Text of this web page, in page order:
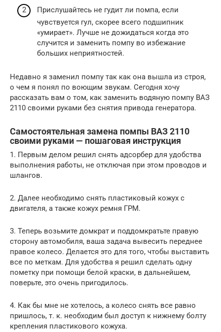
Прислушайтесь не гудит ли помпа, если
чувствуется гул, скорее всего подшипник
«умирает». Лучше не дожидаться когда это
случится и заменить помпу во избежание
больших неприятностей.
Недавно я заменил помпу так как она вышла из строя,
о чем я понял по воющим звукам. Сегодня хочу
рассказать вам о том, как заменить водяную помпу ВАЗ
2110 своими руками без снятия привода генератора.
Самостоятельная замена помпы ВАЗ 2110
своими руками — пошаговая инструкция
1. Первым делом решил снять адсорбер для удобства
выполнения работы, не отключая при этом проводов и
шлангов.
2. Далее необходимо снять пластиковый кожух с
двигателя, а также кожух ремня ГРМ.
3. Теперь возьмите домкрат и поддомкратьте правую
сторону автомобиля, ваша задача вывесить переднее
правое колесо. Делается это для того, чтобы выставить
все по меткам. Для удобства я решил сделать одну
пометку при помощи белой краски, в дальнейшем,
поверьте, это очень пригодилось.
4. Как бы мне не хотелось, а колесо снять все равно
пришлось, т. к. необходим был доступ к нижнему болту
крепления пластикового кожуха.